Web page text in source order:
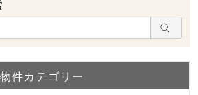
物件カテゴリー